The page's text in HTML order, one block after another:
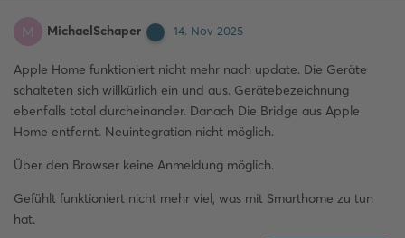
M MichaelSchaper 14. Nov 2025
Apple Home funktioniert nicht mehr nach update. Die Geräte
schalteten sich willkürlich ein und aus. Gerätebezeichnung
ebenfalls total durcheinander. Danach Die Bridge aus Apple
Home entfernt. Neuintegration nicht möglich.
Über den Browser keine Anmeldung möglich.
Gefühlt funktioniert nicht mehr viel, was mit Smarthome zu tun
hat.